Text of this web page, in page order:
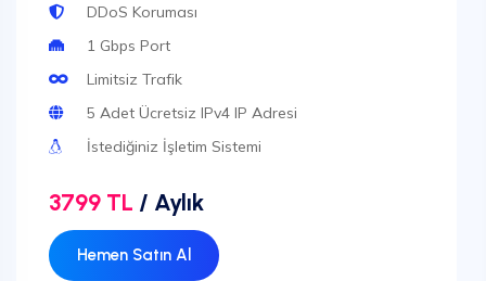
DDoS Koruması
1 Gbps Port
Limitsiz Trafik
5 Adet Ücretsiz IPv4 IP Adresi
İstediğiniz İşletim Sistemi
Hemen Satın Al
3799 TL / Aylık